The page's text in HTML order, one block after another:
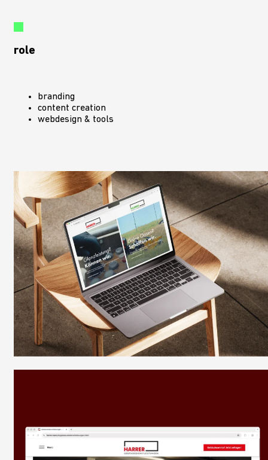
role
branding
content creation
webdesign & tools